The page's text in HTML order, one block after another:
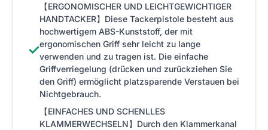
✓
【ERGONOMISCHER UND LEICHTGEWICHTIGER
HANDTACKER】Diese Tackerpistole besteht aus
hochwertigem ABS-Kunststoff, der mit
ergonomischen Griff sehr leicht zu lange
verwenden und zu tragen ist. Die einfache
Griffverriegelung (drücken und zurückziehen Sie
den Griff) ermöglicht platzsparende Verstauen bei
Nichtgebrauch.
【EINFACHES UND SCHENLLES
KLAMMERWECHSELN】Durch den Klammerkanal